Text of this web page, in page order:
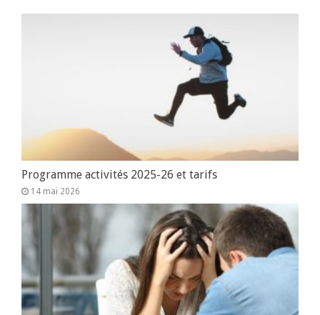
Programme activités 2025-26 et tarifs
14 mai 2026